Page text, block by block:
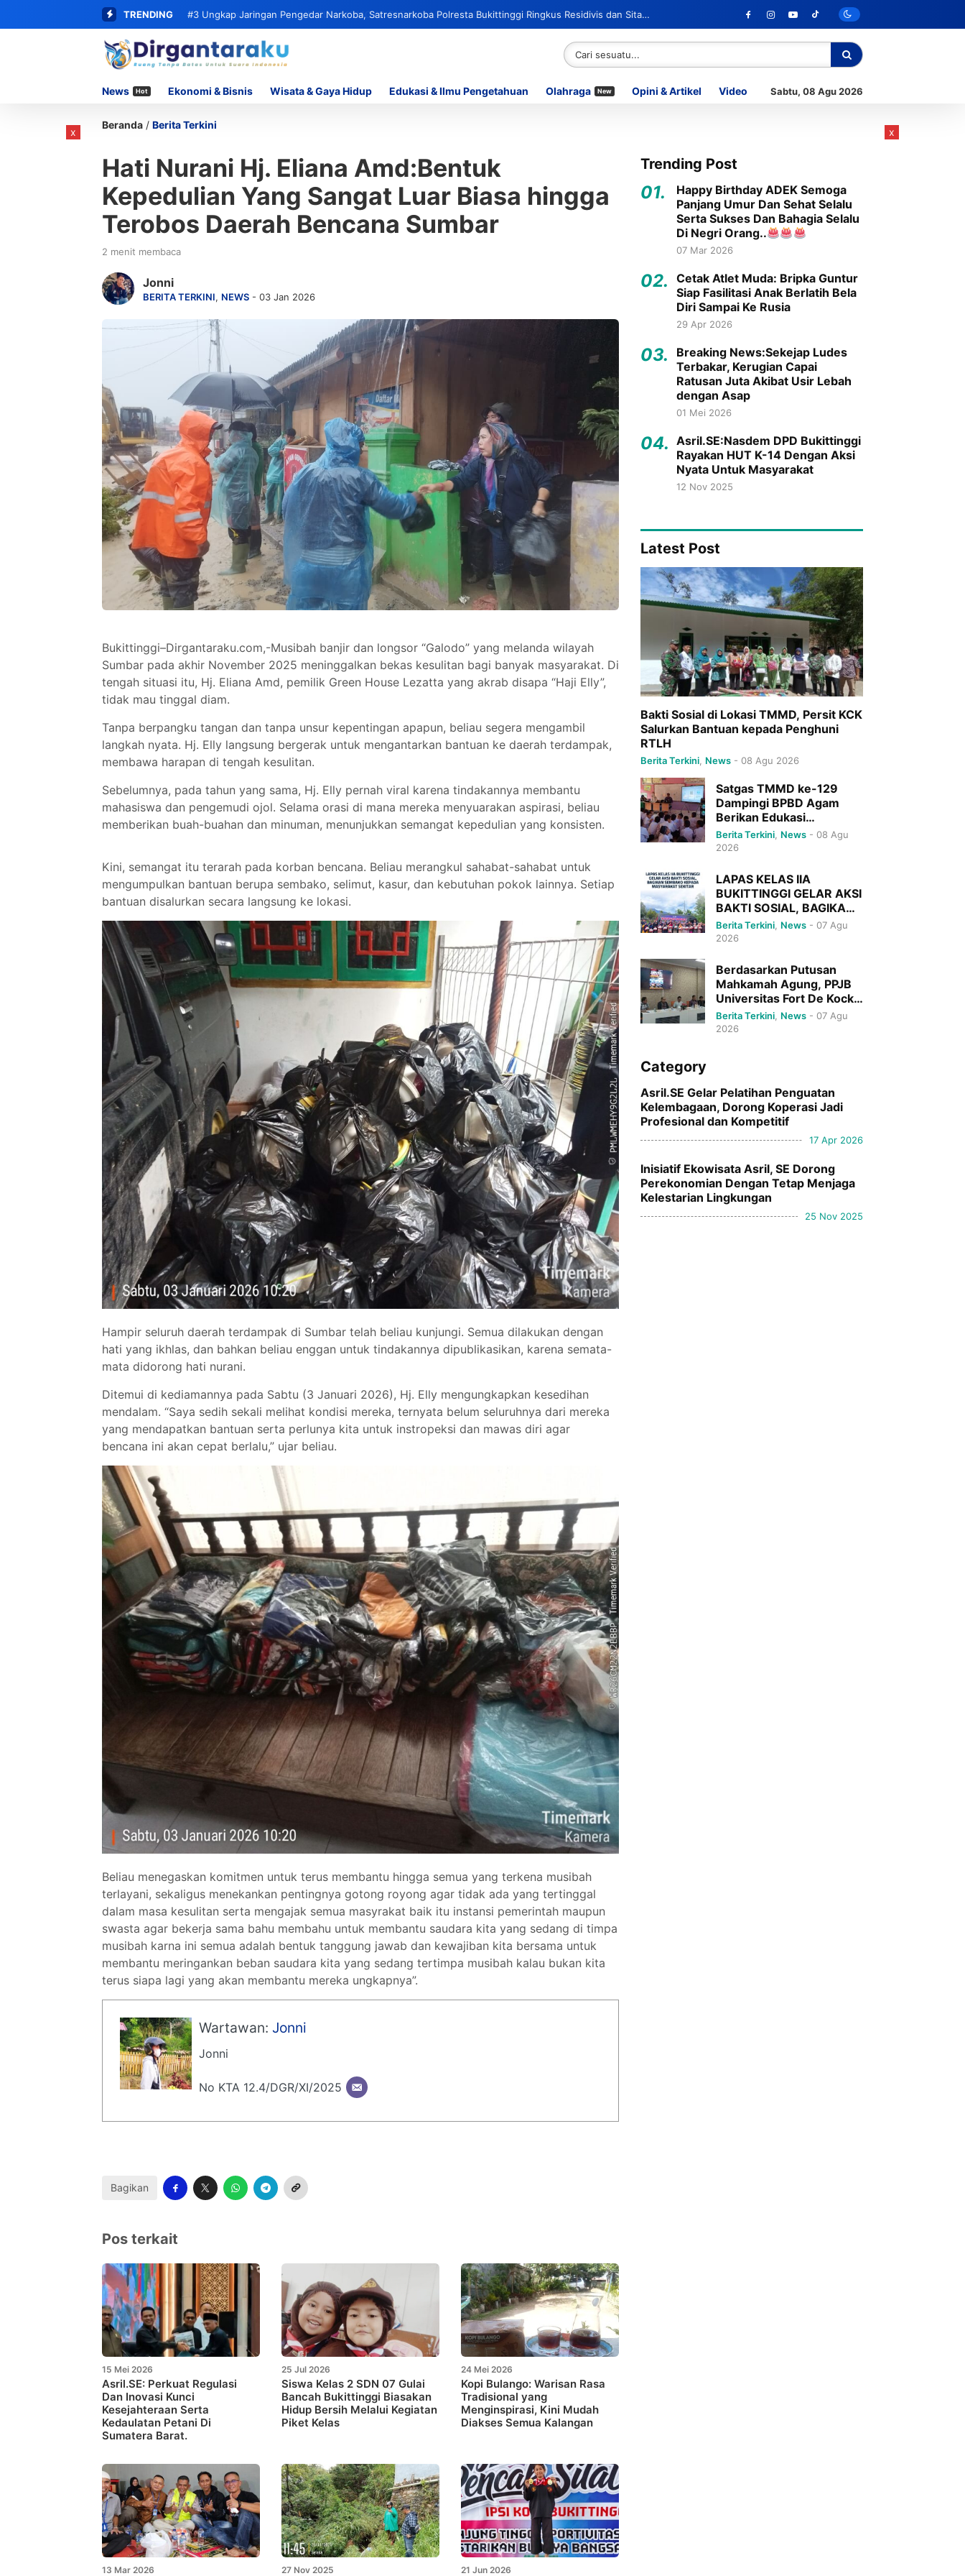
TRENDING #3 Ungkap Jaringan Pengedar Narkoba, Satresnarkoba Polresta Bukittinggi Ringkus Residivis dan Sita
62 Paket Sabu
News Hot Ekonomi & Bisnis Wisata & Gaya Hidup Edukasi & Ilmu Pengetahuan Olahraga New Opini & Artikel Video Sabtu, 08 Agu 2026
Beranda / Berita Terkini
Hati Nurani Hj. Eliana Amd:Bentuk
Kepedulian Yang Sangat Luar Biasa hingga
Terobos Daerah Bencana Sumbar
2 menit membaca
Jonni
BERITA TERKINI, NEWS - 03 Jan 2026
Bukittinggi–Dirgantaraku.com,-Musibah banjir dan longsor “Galodo” yang melanda wilayah
Sumbar pada akhir November 2025 meninggalkan bekas kesulitan bagi banyak masyarakat. Di
tengah situasi itu, Hj. Eliana Amd, pemilik Green House Lezatta yang akrab disapa “Haji Elly”,
tidak mau tinggal diam.
Tanpa berpangku tangan dan tanpa unsur kepentingan apapun, beliau segera mengambil
langkah nyata. Hj. Elly langsung bergerak untuk mengantarkan bantuan ke daerah terdampak,
membawa harapan di tengah kesulitan.
Sebelumnya, pada tahun yang sama, Hj. Elly pernah viral karena tindakannya membantu
mahasiswa dan pengemudi ojol. Selama orasi di mana mereka menyuarakan aspirasi, beliau
memberikan buah-buahan dan minuman, menunjukkan semangat kepedulian yang konsisten.
Kini, semangat itu terarah pada korban bencana. Beliau merangkul sahabat-sahabat untuk
mengumpulkan bantuan berupa sembako, selimut, kasur, dan kebutuhan pokok lainnya. Setiap
bantuan disalurkan secara langsung ke lokasi.
Hampir seluruh daerah terdampak di Sumbar telah beliau kunjungi. Semua dilakukan dengan
hati yang ikhlas, dan bahkan beliau enggan untuk tindakannya dipublikasikan, karena semata-
mata didorong hati nurani.
Ditemui di kediamannya pada Sabtu (3 Januari 2026), Hj. Elly mengungkapkan kesedihan
mendalam. “Saya sedih sekali melihat kondisi mereka, ternyata belum seluruhnya dari mereka
yang mendapatkan bantuan serta perlunya kita untuk instropeksi dan mawas diri agar
bencana ini akan cepat berlalu,” ujar beliau.
Beliau menegaskan komitmen untuk terus membantu hingga semua yang terkena musibah
terlayani, sekaligus menekankan pentingnya gotong royong agar tidak ada yang tertinggal
dalam masa kesulitan serta mengajak semua masyrakat baik itu instansi pemerintah maupun
swasta agar bekerja sama bahu membahu untuk membantu saudara kita yang sedang di timpa
musibah karna ini semua adalah bentuk tanggung jawab dan kewajiban kita bersama untuk
membantu meringankan beban saudara kita yang sedang tertimpa musibah kalau bukan kita
terus siapa lagi yang akan membantu mereka ungkapnya”.
Wartawan: Jonni
Jonni
No KTA 12.4/DGR/XI/2025
Bagikan
Pos terkait
15 Mei 2026
Asril.SE: Perkuat Regulasi
Dan Inovasi Kunci
Kesejahteraan Serta
Kedaulatan Petani Di
Sumatera Barat.
25 Jul 2026
Siswa Kelas 2 SDN 07 Gulai
Bancah Bukittinggi Biasakan
Hidup Bersih Melalui Kegiatan
Piket Kelas
24 Mei 2026
Kopi Bulango: Warisan Rasa
Tradisional yang
Menginspirasi, Kini Mudah
Diakses Semua Kalangan
13 Mar 2026 27 Nov 2025 21 Jun 2026
Trending Post
01.
Happy Birthday ADEK Semoga
Panjang Umur Dan Sehat Selalu
Serta Sukses Dan Bahagia Selalu
Di Negri Orang..
07 Mar 2026
02.
Cetak Atlet Muda: Bripka Guntur
Siap Fasilitasi Anak Berlatih Bela
Diri Sampai Ke Rusia
29 Apr 2026
03.
Breaking News:Sekejap Ludes
Terbakar, Kerugian Capai
Ratusan Juta Akibat Usir Lebah
dengan Asap
01 Mei 2026
04. Asril.SE:Nasdem DPD Bukittinggi
Rayakan HUT K-14 Dengan Aksi
Nyata Untuk Masyarakat
12 Nov 2025
Latest Post
Bakti Sosial di Lokasi TMMD, Persit KCK
Salurkan Bantuan kepada Penghuni
RTLH
Berita Terkini News - 08 Agu 2026
Satgas TMMD ke-129
Dampingi BPBD Agam
Berikan Edukasi
Kebencanaan kepada
Siswa SD 04 Simaung
Berita Terkini News - 08 Agu
2026
LAPAS KELAS IIA
BUKITTINGGI GELAR AKSI
BAKTI SOSIAL, BAGIKAN
SEMBAKO KEPADA
MASYARAKAT SEKITAR
Berita Terkini News - 07 Agu
2026
Berdasarkan Putusan
Mahkamah Agung, PPJB
Universitas Fort De Kock
Sudah Inkracht,Sah Dan
Mengikat
Berita Terkini News - 07 Agu
2026
Category
Asril.SE Gelar Pelatihan Penguatan
Kelembagaan, Dorong Koperasi Jadi
Profesional dan Kompetitif
17 Apr 2026
Inisiatif Ekowisata Asril, SE Dorong
Perekonomian Dengan Tetap Menjaga
Kelestarian Lingkungan
25 Nov 2025
x x